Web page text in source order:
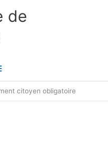
de
citoyen obligatoire